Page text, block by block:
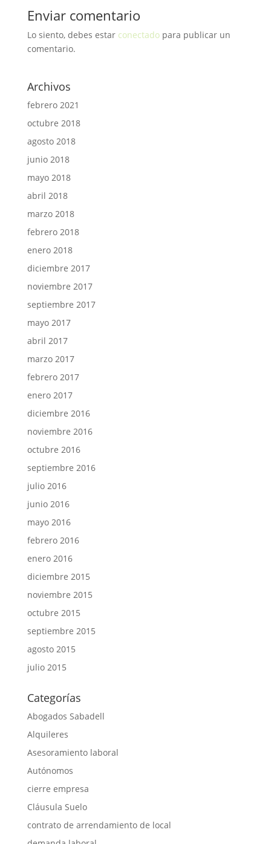
Enviar comentario
Lo siento, debes estar conectadopara publicar un
comentario.
Archivos
febrero 2021
octubre 2018
agosto 2018
junio 2018
mayo 2018
abril 2018
marzo 2018
febrero 2018
enero 2018
diciembre 2017
noviembre 2017
septiembre 2017
mayo 2017
abril 2017
marzo 2017
febrero 2017
enero 2017
diciembre 2016
noviembre 2016
octubre 2016
septiembre 2016
julio 2016
junio 2016
mayo 2016
febrero 2016
enero 2016
diciembre 2015
noviembre 2015
octubre 2015
septiembre 2015
agosto 2015
julio 2015
Categorías
Abogados Sabadell
Alquileres
Asesoramiento laboral
Autónomos
cierre empresa
Cláusula Suelo
contrato de arrendamiento de local